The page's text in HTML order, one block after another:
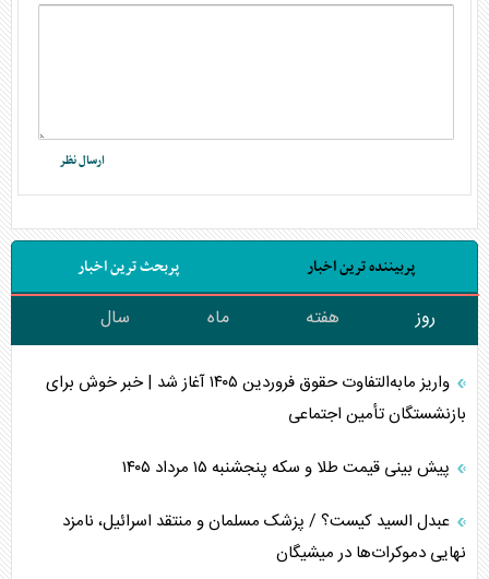
پربیننده ترین اخبار پربحث ترین اخبار
روز هفته ماه سال
واریز مابه‌التفاوت حقوق فروردین ۱۴۰۵ آغاز شد | خبر خوش برای
بازنشستگان تأمین اجتماعی
پیش بینی قیمت طلا و سکه پنجشنبه ۱۵ مرداد ۱۴۰۵
عبدل السید کیست؟ / پزشک مسلمان و منتقد اسرائیل، نامزد
نهایی دموکرات‌ها در میشیگان